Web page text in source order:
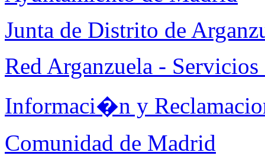
Junta de Distrito de
Red Arganzuela - Servicios
Informaci�n y
Comunidad de Madrid